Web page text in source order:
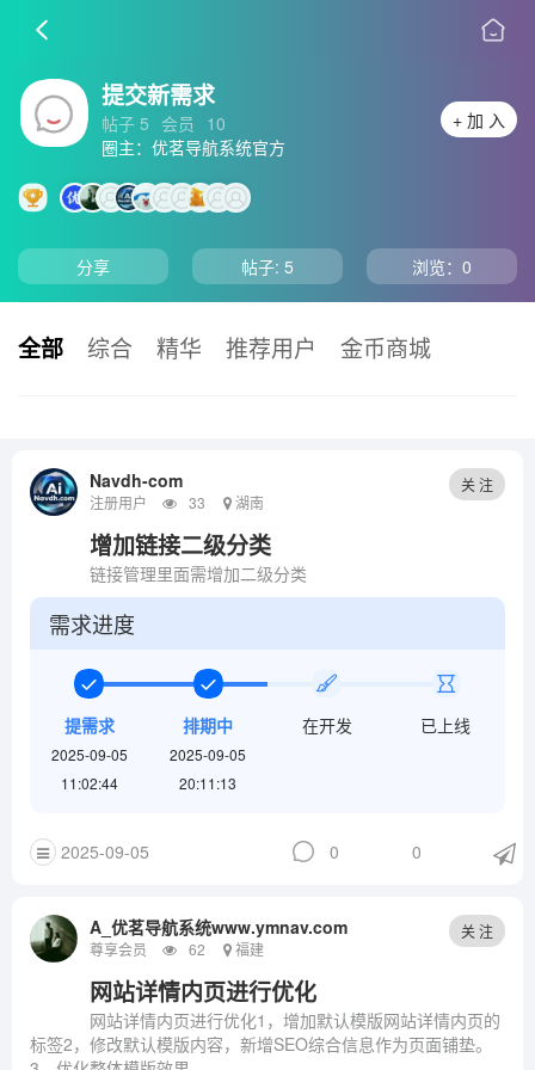
提交新需求
帖子 5 会员
10
圈主：优茗导航系统官方
+ 加 入
分享 帖子: 5 浏览： 0
全部 综合 精华 推荐用户 金币商城
Navdh-com
注册用户 33 湖南
关 注
增加链接二级分类
链接管理里面需增加二级分类
需求进度
提需求
2025-09-05
11:02:44
排期中
2025-09-05
20:11:13
在开发 已上线
2025-09-05 0 0
A_优茗导航系统www.ymnav.com
尊享会员 62 福建
关 注
网站详情内页进行优化
网站详情内页进行优化1，增加默认模版网站详情内页的
标签2，修改默认模版内容，新增SEO综合信息作为页面铺垫。